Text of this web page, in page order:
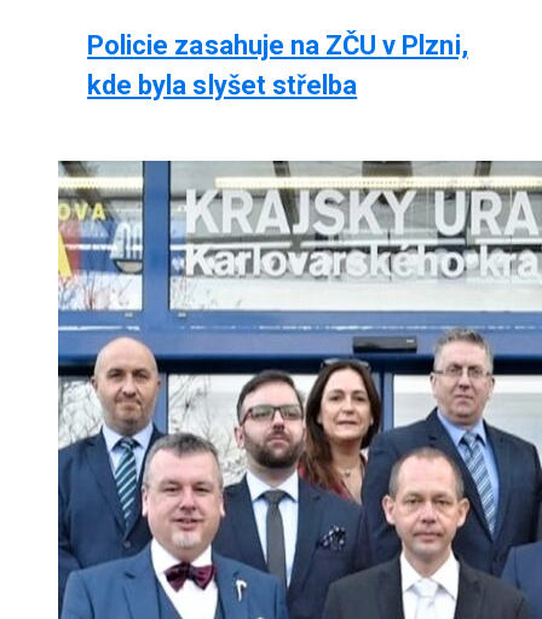
Policie zasahuje na ZČU v Plzni,
kde byla slyšet střelba